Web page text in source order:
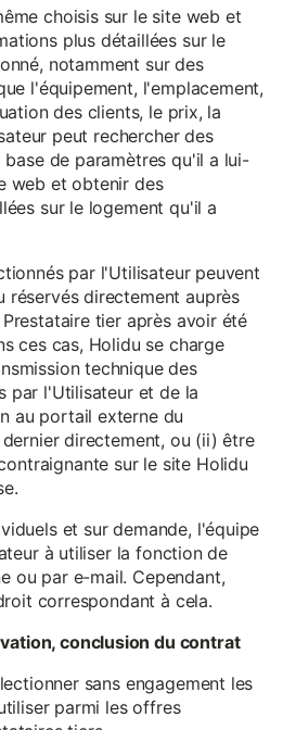
choisis sur le site web et
plus détaillées sur le
notamment sur des
l'équipement, l'emplacement,
des clients, le prix, la
peut rechercher des
de paramètres qu'il a lui-
web et obtenir des
sur le logement qu'il a
par l'Utilisateur peuvent
réservés directement auprès
tier après avoir été
ces cas, Holidu se charge
technique des
par l'Utilisateur et de la
au portail externe du
directement, ou (ii) être
sur le site Holidu
et sur demande, l'équipe
à utiliser la fonction de
ou par e-mail. Cependant,
correspondant à cela.
conclusion du contrat
sans engagement les
parmi les offres